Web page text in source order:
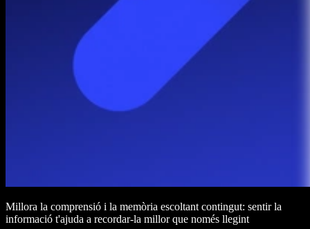
Millora la comprensió i la memòria escoltant contingut: sentir la
informació t'ajuda a recordar-la millor que només llegint